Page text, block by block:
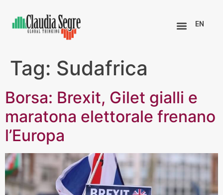
EN
Tag: Sudafrica
Borsa: Brexit, Gilet gialli e
maratona elettorale frenano
l’Europa